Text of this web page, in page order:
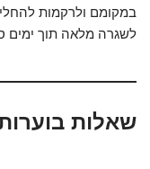
במקומם ולרקמות
לשגרה מלאה תוך ימים
שאלות